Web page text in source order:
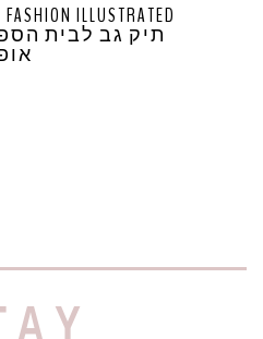
ILLUSTRATED